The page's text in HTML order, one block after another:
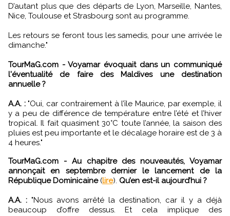
D’autant plus que des départs de Lyon, Marseille, Nantes,
Nice, Toulouse et Strasbourg sont au programme.
Les retours se feront tous les samedis, pour une arrivée le
dimanche."
TourMaG.com - Voyamar évoquait dans un communiqué
l'éventualité de faire des Maldives une destination
annuelle ?
A.A. :"Oui, car contrairement à l’île Maurice, par exemple, il
y a peu de différence de température entre l’été et l’hiver
tropical. Il fait quasiment 30°C toute l’année, la saison des
pluies est peu importante et le décalage horaire est de 3 à
4 heures."
TourMaG.com - Au chapitre des nouveautés, Voyamar
annonçait en septembre dernier le lancement de la
République Dominicaine(lire). Qu’en est-il aujourd’hui ?
A.A. : "Nous avons arrêté la destination, car il y a déjà
beaucoup d’offre dessus. Et cela implique des